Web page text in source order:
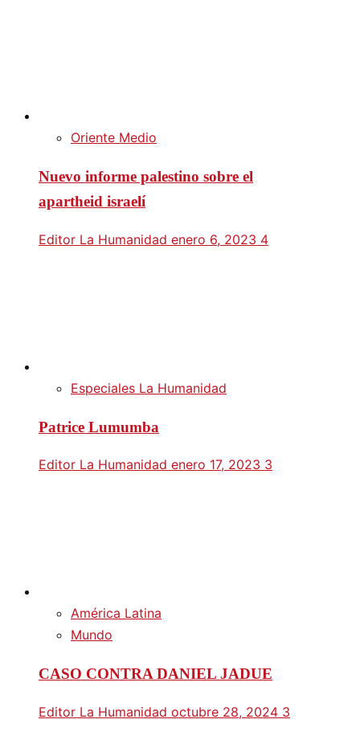
Oriente Medio
Nuevo informe palestino sobre el
apartheid israelí
Editor La Humanidad enero 6, 2023 4
Especiales La Humanidad
Patrice Lumumba
Editor La Humanidad enero 17, 2023 3
América Latina
Mundo
CASO CONTRA DANIEL JADUE
Editor La Humanidad octubre 28, 2024 3